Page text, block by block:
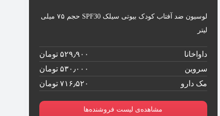
لوسیون ضد آفتاب کودک بیوتی سیلک SPF30 حجم ۷۵ میلی
لیتر
داواخانا
۵۲۹٫۹۰۰ تومان
سروین
۵۳۰٫۰۰۰ تومان
مک دارو
۷۱۶٫۵۲۰ تومان
مشاهده‌ی لیست فروشنده‌ها